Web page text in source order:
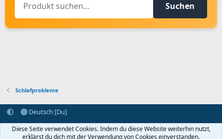
Suchen
Schlafprobleme
Deutsch [Du]
Kontakt aufnehmen
Bedingungen und Regeln
Datenschutz
Startseite
R
Diese Seite verwendet Cookies. Indem du diese Website weiterhin nutzt,
erklärst du dich mit der Verwendung von Cookies einverstanden.